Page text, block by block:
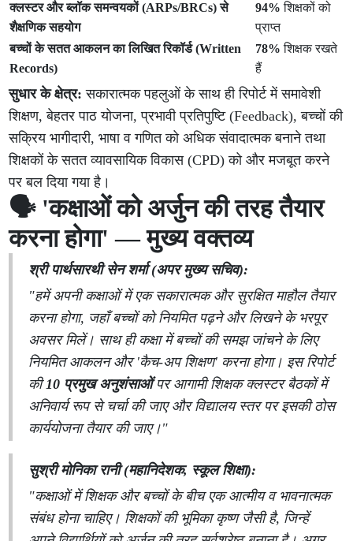
क्लस्टर और ब्लॉक समन्वयकों (ARPs/BRCs) से
शैक्षणिक सहयोग
94% शिक्षकों को
प्राप्त
बच्चों के सतत आकलन का लिखित रिकॉर्ड (Written
Records)
78% शिक्षक रखते
हैं
सुधार के क्षेत्र: सकारात्मक पहलुओं के साथ ही रिपोर्ट में समावेशी
शिक्षण, बेहतर पाठ योजना, प्रभावी प्रतिपुष्टि (Feedback), बच्चों की
सक्रिय भागीदारी, भाषा व गणित को अधिक संवादात्मक बनाने तथा
शिक्षकों के सतत व्यावसायिक विकास (CPD) को और मजबूत करने
पर बल दिया गया है।
🗣️ 'कक्षाओं को अर्जुन की तरह तैयार
करना होगा' — मुख्य वक्तव्य
श्री पार्थसारथी सेन शर्मा (अपर मुख्य सचिव):
"हमें अपनी कक्षाओं में एक सकारात्मक और सुरक्षित माहौल तैयार
करना होगा, जहाँ बच्चों को नियमित पढ़ने और लिखने के भरपूर
अवसर मिलें। साथ ही कक्षा में बच्चों की समझ जांचने के लिए
नियमित आकलन और 'कैच-अप शिक्षण' करना होगा। इस रिपोर्ट
की10 प्रमुख अनुशंसाओंपर आगामी शिक्षक क्लस्टर बैठकों में
अनिवार्य रूप से चर्चा की जाए और विद्यालय स्तर पर इसकी ठोस
कार्ययोजना तैयार की जाए।"
सुश्री मोनिका रानी (महानिदेशक, स्कूल शिक्षा):
"कक्षाओं में शिक्षक और बच्चों के बीच एक आत्मीय व भावनात्मक
संबंध होना चाहिए। शिक्षकों की भूमिका कृष्ण जैसी है, जिन्हें